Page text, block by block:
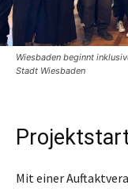
Wiesbaden beginnt
Stadt Wiesbaden
Mit einer